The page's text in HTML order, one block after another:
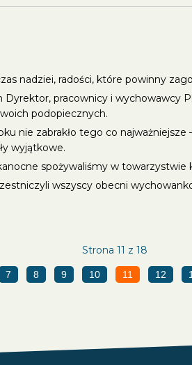
nadziei, radości, które powinny
Dyrektor, pracownicy i wychowawcy
podopiecznych.
nie zabrakło tego co
wyjątkowe.
spożywaliśmy w towarzystwie
wszyscy obecni
Strona 11 z 18
7 8 9 10 11 12